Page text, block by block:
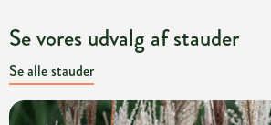
Se vores udvalg af stauder
Se alle stauder